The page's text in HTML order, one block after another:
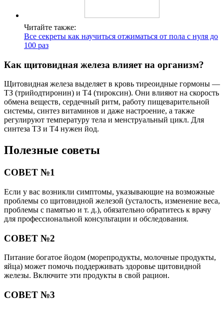
Читайте также:
Все секреты как научиться отжиматься от пола с нуля до
100 раз
Как щитовидная железа влияет на организм?
Щитовидная железа выделяет в кровь тиреоидные гормоны —
ТЗ (трийодтиронин) и Т4 (тироксин). Они влияют на скорость
обмена веществ, сердечный ритм, работу пищеварительной
системы, синтез витаминов и даже настроение, а также
регулируют температуру тела и менструальный цикл. Для
синтеза ТЗ и Т4 нужен йод.
Полезные советы
СОВЕТ №1
Если у вас возникли симптомы, указывающие на возможные
проблемы со щитовидной железой (усталость, изменение веса,
проблемы с памятью и т. д.), обязательно обратитесь к врачу
для профессиональной консультации и обследования.
СОВЕТ №2
Питание богатое йодом (морепродукты, молочные продукты,
яйца) может помочь поддерживать здоровье щитовидной
железы. Включите эти продукты в свой рацион.
СОВЕТ №3